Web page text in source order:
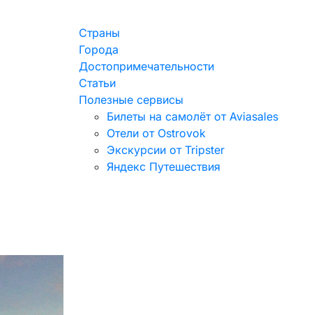
Страны
Города
Достопримечательности
Статьи
Полезные сервисы
Билеты на самолёт от Aviasales
Отели от Ostrovok
Экскурсии от Tripster
Яндекс Путешествия